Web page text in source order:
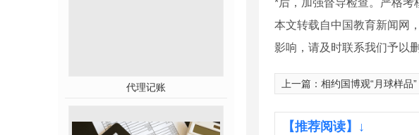
代理记账
*后，加强督导检查。严格考
本文转载自中国教育新闻网
影响，请及时联系我们予以
上一篇： 相约国博观“月球样品”
【推荐阅读】↓